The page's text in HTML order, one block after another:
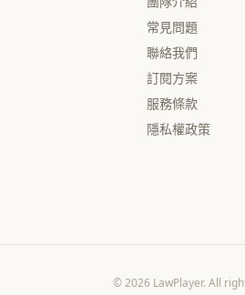
常見問題
聯絡我們
訂閱方案
服務條款
隱私權政策
© 2026 LawPlayer. All